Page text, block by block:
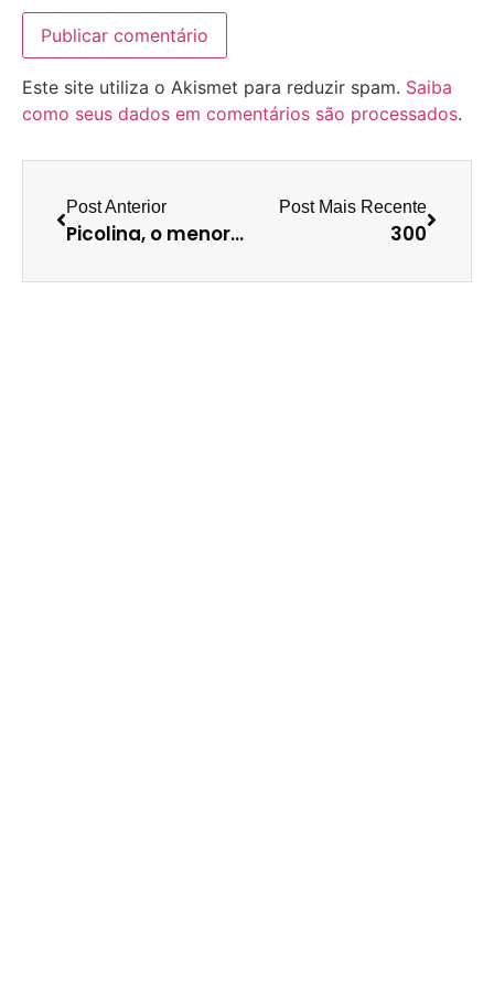
Este site utiliza o Akismet para reduzir spam. Saiba
como seus dados em comentários são processados.
Post Anterior
Picolina, o menor gay do mundo.
Post Mais Recente
300